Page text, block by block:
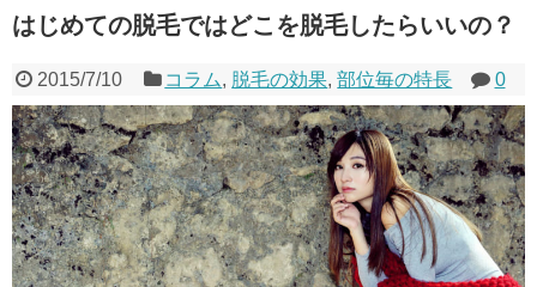
はじめての脱毛ではどこを脱毛したらいいの？
2015/7/10 コラム, 脱毛の効果,部位毎の特長 0